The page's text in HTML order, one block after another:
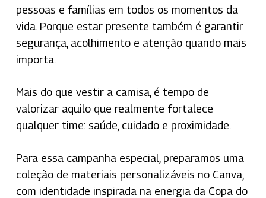
pessoas e famílias em todos os momentos da
vida. Porque estar presente também é garantir
segurança, acolhimento e atenção quando mais
importa.
Mais do que vestir a camisa, é tempo de
valorizar aquilo que realmente fortalece
qualquer time: saúde, cuidado e proximidade.
Para essa campanha especial, preparamos uma
coleção de materiais personalizáveis no Canva,
com identidade inspirada na energia da Copa do